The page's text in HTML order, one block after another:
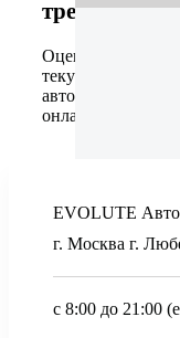
трейд-ин
Оцените свой
текущий
автомобиль
онлайн
EVOLUTE
г. Москва г.
с 8:00 до 21:00